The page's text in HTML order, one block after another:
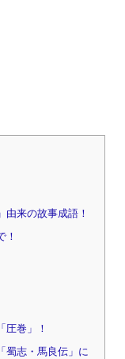
由来の故事成語！
！
圧巻」！
蜀志・馬良伝」に